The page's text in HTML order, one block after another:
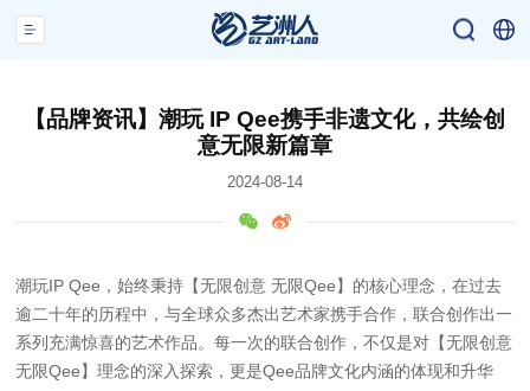
【品牌资讯】潮玩 IP Qee携手非遗文化，共绘创
意无限新篇章
2024-08-14
潮玩IP Qee，始终秉持【无限创意 无限Qee】的核心理念，在过去
逾二十年的历程中，与全球众多杰出艺术家携手合作，联合创作出一
系列充满惊喜的艺术作品。每一次的联合创作，不仅是对【无限创意
无限Qee】理念的深入探索，更是Qee品牌文化内涵的体现和升华